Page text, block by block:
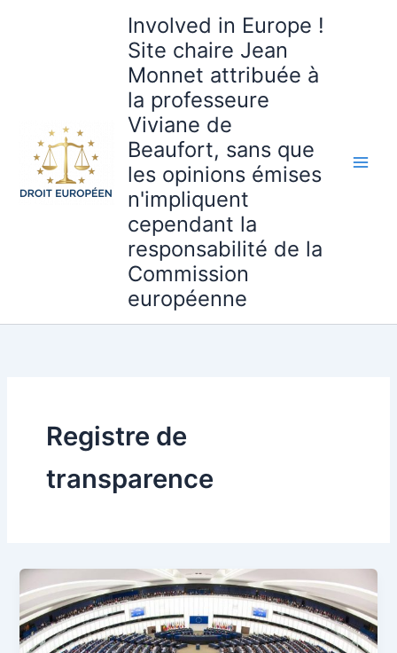
Involved in Europe !
Site chaire Jean
Monnet attribuée à
la professeure
Viviane de
Beaufort, sans que
les opinions émises
n'impliquent
cependant la
responsabilité de la
Commission
européenne
Registre de
transparence